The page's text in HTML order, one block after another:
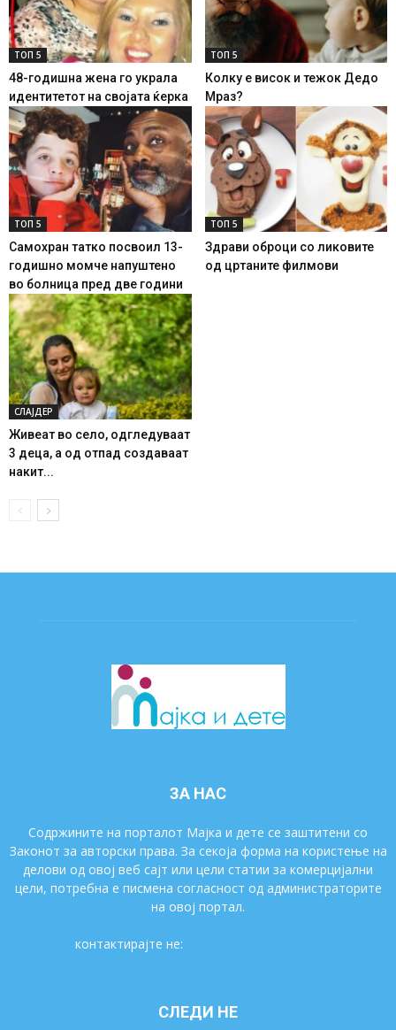
ТОП 5
48-годишна жена го украла
идентитетот на својата ќерка
ТОП 5
Колку е висок и тежок Дедо
Мраз?
ТОП 5
Самохран татко посвоил 13-
годишно момче напуштено
во болница пред две години
ТОП 5
Здрави оброци со ликовите
од цртаните филмови
СЛАЈДЕР
Живеат во село, одгледуваат
3 деца, а од отпад создаваат
накит...
ЗА НАС
Содржините на порталот Мајка и дете се заштитени со
Законот за авторски права. За секоја форма на користење на
делови од овој веб сајт или цели статии за комерцијални
цели, потребна е писмена согласност од администраторите
на овој портал.
контактирајте не:
СЛЕДИ НЕ